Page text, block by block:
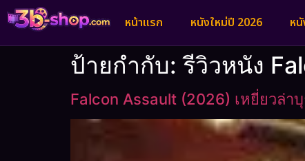
หน้าแรก หนังใหม่ปี 2026 ห
ป้ายกำกับ:รีวิวหนัง
Falcon Assault (2026) เหยี่ยวล่า